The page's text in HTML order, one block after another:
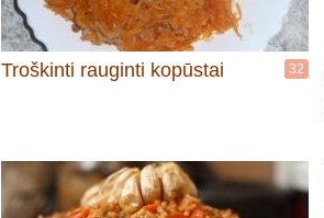
Troškinti rauginti kopūstai 32